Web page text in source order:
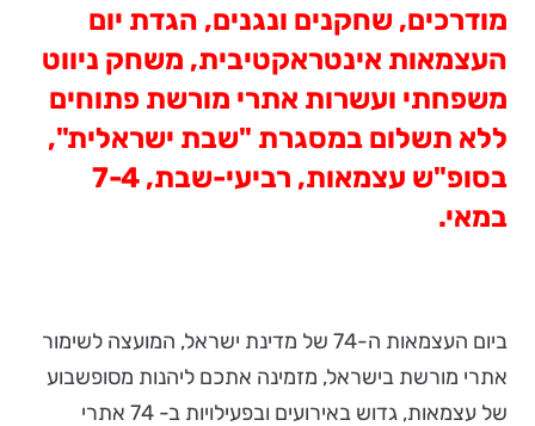
מודרכים, שחקנים ונגנים, הגדת יום
העצמאות אינטראקטיבית, משחק ניווט
משפחתי ועשרות אתרי מורשת פתוחים
ללא תשלום במסגרת "שבת ישראלית",
בסופ"ש עצמאות, רביעי-שבת, 7-4
במאי.
ביום העצמאות ה-74 של מדינת ישראל, המועצה לשימור
אתרי מורשת בישראל, מזמינה אתכם ליהנות מסופשבוע
של עצמאות, גדוש באירועים ובפעילויות ב- 74 אתרי